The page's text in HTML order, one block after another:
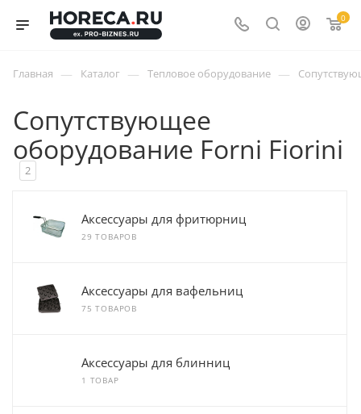
0
Главная — Каталог — Тепловое оборудование —
Сопутствующее
оборудование Forni Fiorini
2
Аксессуары для фритюрниц
29 ТОВАРОВ
Аксессуары для вафельниц
75 ТОВАРОВ
Аксессуары для блинниц
1 ТОВАР